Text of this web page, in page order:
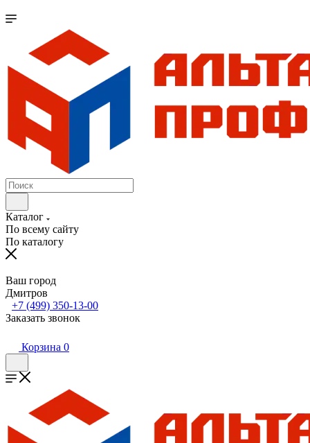
Каталог
По всему сайту
По каталогу
Ваш город
Дмитров
+7 (499) 350-13-00
Заказать звонок
Корзина 0